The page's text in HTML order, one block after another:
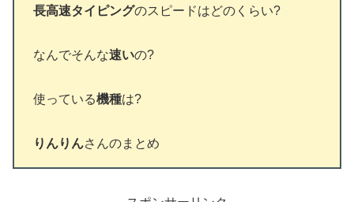
長高速タイピングのスピードはどのくらい?
なんでそんな速いの?
使っている機種は?
りんりんさんのまとめ